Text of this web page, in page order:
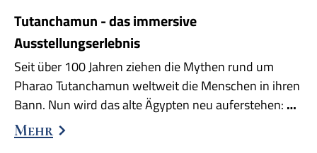
Tutanchamun - das immersive
Ausstellungserlebnis
Seit über 100 Jahren ziehen die Mythen rund um
Pharao Tutanchamun weltweit die Menschen in ihren
Bann. Nun wird das alte Ägypten neu auferstehen: …
Mehr